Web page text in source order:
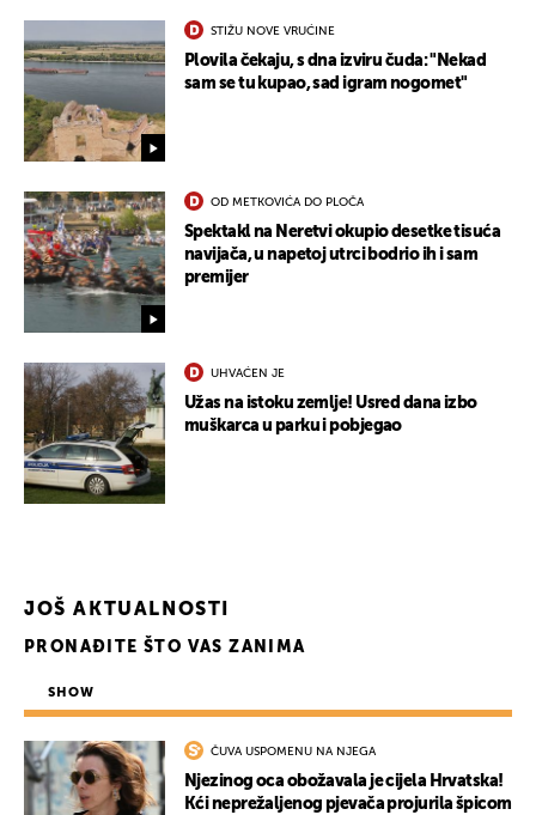
STIŽU NOVE VRUĆINE
Plovila čekaju, s dna izviru čuda: "Nekad
sam se tu kupao, sad igram nogomet"
OD METKOVIĆA DO PLOČA
Spektakl na Neretvi okupio desetke tisuća
navijača, u napetoj utrci bodrio ih i sam
premijer
UHVAĆEN JE
Užas na istoku zemlje! Usred dana izbo
muškarca u parku i pobjegao
JOŠ AKTUALNOSTI
PRONAĐITE ŠTO VAS ZANIMA
SHOW
ČUVA USPOMENU NA NJEGA
Njezinog oca obožavala je cijela Hrvatska!
Kći neprežaljenog pjevača projurila špicom
UKLJUČITE NOTIFIKACIJE